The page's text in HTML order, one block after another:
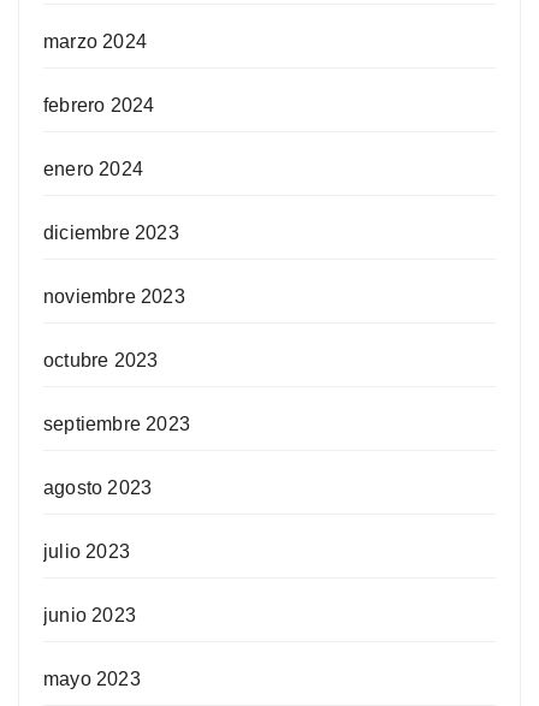
marzo 2024
febrero 2024
enero 2024
diciembre 2023
noviembre 2023
octubre 2023
septiembre 2023
agosto 2023
julio 2023
junio 2023
mayo 2023